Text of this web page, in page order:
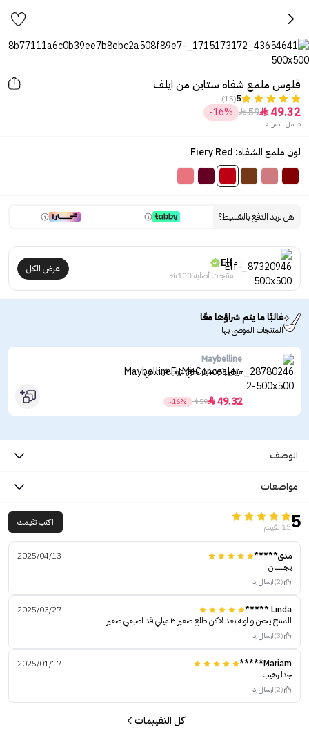
قلوس ملمع شفاه ستاين من ايلف
5
(15)
49.32

59

-16%
شامل الضريبة
لون ملمع الشفاه: Fiery Red
هل تريد الدفع بالتقسيط؟
Elf
منتجات أصلية 100%
عرض الكل
غالبًا ما يتم شراؤها معًا
المنتجات الموصى بها
Maybelline
ميبلين كونسيلر خافي عيوب فيت مي
49.32

59

-16%
الوصف
مواصفات
515 تقييم اكتب تقيمك
مدى*****
2025/04/13
يجنننننن
(2) ارسال رد
Linda *****
2025/03/27
المنتج يجنن و لونه بعد لاكن طلع صغير ٣ ميلي قد اصبعي صغير
(3) ارسال رد
Mariam*****
2025/01/17
جدا رهيب
(2) ارسال رد
كل التقييمات